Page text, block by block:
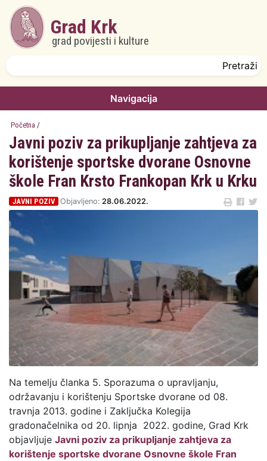
Skoči na glavni sadržaj
Grad Krk
grad povijesti i kulture
Navigacija
Početna /
Javni poziv za prikupljanje zahtjeva za
korištenje sportske dvorane Osnovne
škole Fran Krsto Frankopan Krk u Krku
JAVNI POZIV Objavljeno: 28.06.2022.
Na temelju članka 5. Sporazuma o upravljanju,
održavanju i korištenju Sportske dvorane od 08.
travnja 2013. godine i Zaključka Kolegija
gradonačelnika od 20. lipnja 2022. godine, Grad Krk
objavljuje Javni poziv za prikupljanje zahtjeva za
korištenje sportske dvorane Osnovne škole Fran